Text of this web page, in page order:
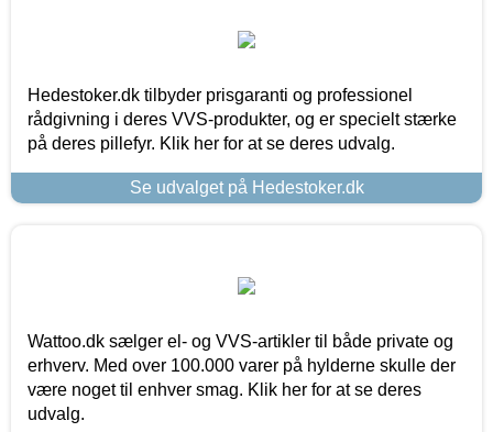
Hedestoker.dk tilbyder prisgaranti og professionel
rådgivning i deres VVS-produkter, og er specielt stærke
på deres pillefyr. Klik her for at se deres udvalg.
Se udvalget på Hedestoker.dk
Wattoo.dk sælger el- og VVS-artikler til både private og
erhverv. Med over 100.000 varer på hylderne skulle der
være noget til enhver smag. Klik her for at se deres
udvalg.